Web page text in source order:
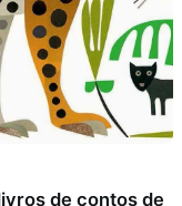
de contos de